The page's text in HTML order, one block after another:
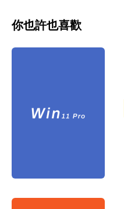
你也許也喜歡